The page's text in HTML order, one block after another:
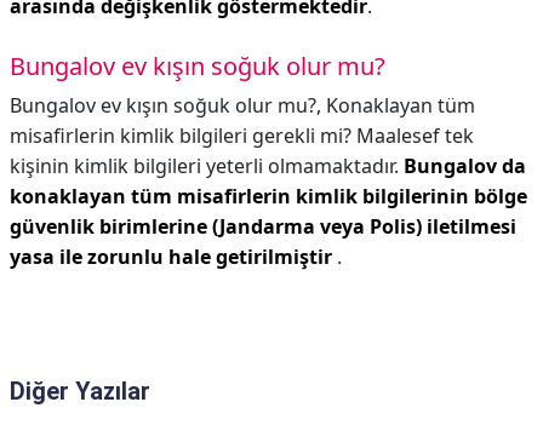
arasında değişkenlik göstermektedir.
Bungalov ev kışın soğuk olur mu?
Bungalov ev kışın soğuk olur mu?, Konaklayan tüm
misafirlerin kimlik bilgileri gerekli mi? Maalesef tek
kişinin kimlik bilgileri yeterli olmamaktadır. Bungalov da
konaklayan tüm misafirlerin kimlik bilgilerinin bölge
güvenlik birimlerine (Jandarma veya Polis) iletilmesi
yasa ile zorunlu hale getirilmiştir .
Diğer Yazılar